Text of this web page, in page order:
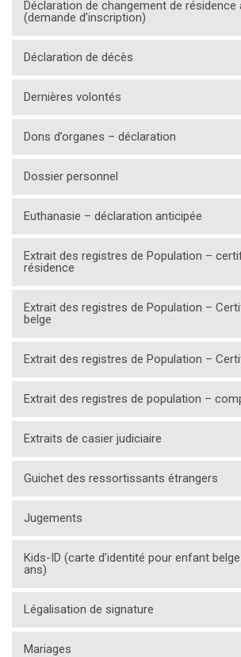
Déclaration de changement de résidence
(demande d’inscription)
Déclaration de décès
Dernières volontés
Dons d’organes – déclaration
Dossier personnel
Euthanasie – déclaration anticipée
Extrait des registres de Population –
résidence
Extrait des registres de Population –
belge
Extrait des registres de Population –
Extrait des registres de population –
Extraits de casier judiciaire
Guichet des ressortissants étrangers
Jugements
Kids-ID (carte d’identité pour enfant
ans)
Légalisation de signature
Mariages